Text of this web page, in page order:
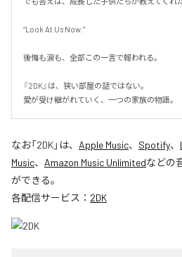
“Look At Us Now.”
後悔も涙も、全部この一言で報われる。
『2DK』は、狭い部屋の話ではない。
愛が受け継がれていく、一つの家族の物語。
なお「2DK」は、 Apple Music、 Spotify、
Music、 Amazon Music Unlimitedなどの
ができる。
各配信サービス： 2DK